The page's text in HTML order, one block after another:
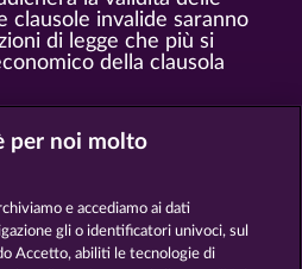
clausole invalide saranno
di legge che più si
della clausola
devono essere stabilite e
dei consumatori
di conciliazione per i
a farlo (articolo 36
per noi molto
e accediamo ai dati
gli o identificatori univoci, sul
Accetto, abiliti le tecnologie di